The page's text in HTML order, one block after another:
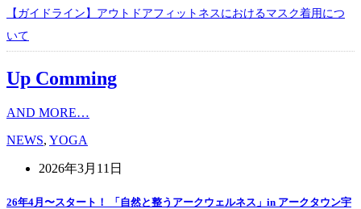
【ガイドライン】アウトドアフィットネスにおけるマスク着用につ
いて
Up Comming
AND MORE…
NEWS, YOGA
2026年3月11日
26年4月〜スタート！ 「自然と整うアークウェルネス」in アークタウン宇